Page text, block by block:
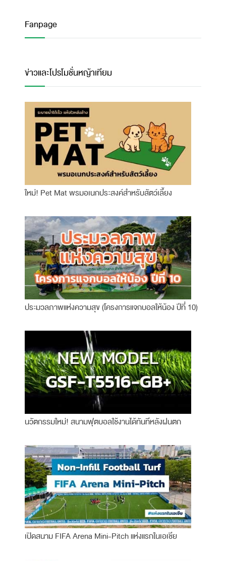
Fanpage
ข่าวและโปรโมชั่นหญ้าเทียม
ใหม่! Pet Mat พรมอเนกประสงค์สำหรับสัตว์เลี้ยง
ประมวลภาพแห่งความสุข (โครงการแจกบอลให้น้อง ปีที่ 10)
นวัตกรรมใหม่! สนามฟุตบอลใช้งานได้ทันทีหลังฝนตก
เปิดสนาม FIFA Arena Mini-Pitch แห่งแรกในเอเชีย